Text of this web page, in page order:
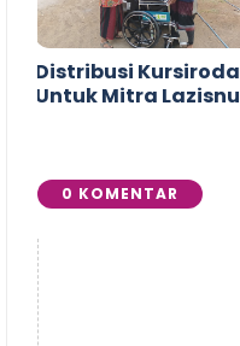
Distribusi Kursiroda
Untuk Mitra Lazisnu
0 KOMENTAR